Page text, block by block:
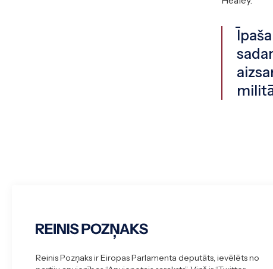
Reinis Pozņaks ir Eiropas Parlamenta deputāts, ievēlēts no